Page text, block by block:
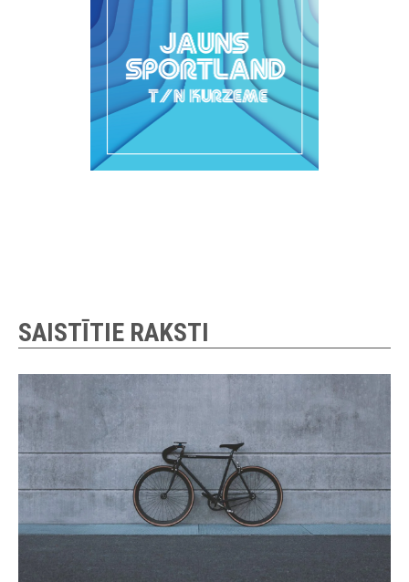
SAISTĪTIE RAKSTI